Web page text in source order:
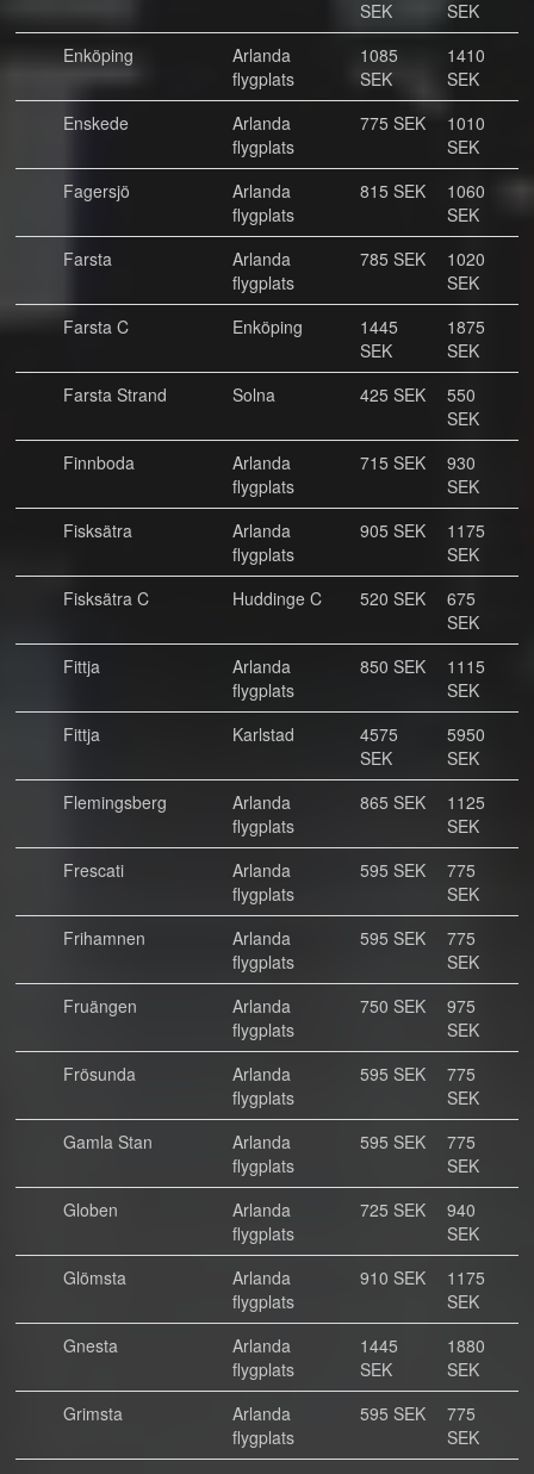
SEK
SEK
Enköping
Arlanda
flygplats
1085
SEK
1410
SEK
Enskede
Arlanda
flygplats
775 SEK
1010
SEK
Fagersjö
Arlanda
flygplats
815 SEK
1060
SEK
Farsta
Arlanda
flygplats
785 SEK
1020
SEK
Farsta C
Enköping
1445
SEK
1875
SEK
Farsta Strand
Solna 425 SEK
550
SEK
Finnboda
Arlanda
flygplats
715 SEK
930
SEK
Fisksätra
Arlanda
flygplats
905 SEK
1175
SEK
Fisksätra C
Huddinge C 520 SEK
675
SEK
Fittja
Arlanda
flygplats
850 SEK
1115
SEK
Fittja
Karlstad
4575
SEK
5950
SEK
Flemingsberg
Arlanda
flygplats
865 SEK
1125
SEK
Frescati
Arlanda
flygplats
595 SEK
775
SEK
Frihamnen
Arlanda
flygplats
595 SEK
775
SEK
Fruängen
Arlanda
flygplats
750 SEK
975
SEK
Frösunda
Arlanda
flygplats
595 SEK
775
SEK
Gamla Stan
Arlanda
flygplats
595 SEK
775
SEK
Globen
Arlanda
flygplats
725 SEK
940
SEK
Glömsta
Arlanda
flygplats
910 SEK
1175
SEK
Gnesta
Arlanda
flygplats
1445
SEK
1880
SEK
Grimsta
Arlanda
flygplats
595 SEK
775
SEK